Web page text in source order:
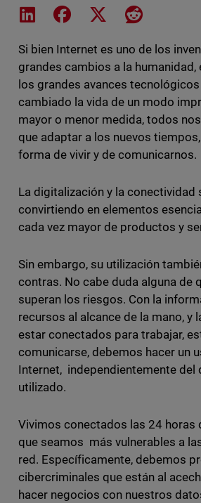
Share on LinkedIn
Share on Facebook
Share on XShare on
Si bien Internet es uno de los
grandes cambios a la humanidad,
los grandes avances
cambiado la vida de un modo
mayor o menor medida, todos
que adaptar a los nuevos
forma de vivir y de comunicarnos.
La digitalización y la conectividad
convirtiendo en elementos
cada vez mayor de productos y
Sin embargo, su utilización
contras. No cabe duda alguna de
superan los riesgos. Con la
recursos al alcance de la mano, y
estar conectados para trabajar,
comunicarse, debemos hacer un
Internet, independientemente del
utilizado.
Vivimos conectados las 24 horas
que seamos más vulnerables a
red. Específicamente, debemos
cibercriminales que están al
hacer negocios con nuestros